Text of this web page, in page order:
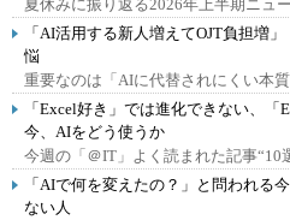
夏休みに振り返る2026年上半期ニュ
「AI活用する新人増えてOJT負担増
悩
重要なのは「AIに代替されにくい本
「Excel好き」では進化できない、
今、AIをどう使うか
今週の「＠IT」よく読まれた記事“10
「AIで何を変えたの？」と問われる
ない人